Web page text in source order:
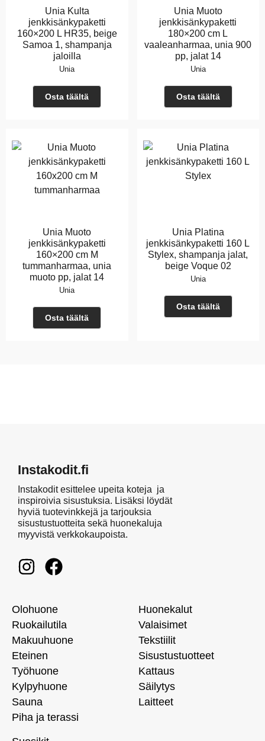
Unia Kulta
jenkkisänkypaketti
160×200 L HR35, beige
Samoa 1, shampanja
jaloilla
Unia
Osta täältä
Unia Muoto
jenkkisänkypaketti
180×200 cm L
vaaleanharmaa, unia 900
pp, jalat 14
Unia
Osta täältä
Unia Muoto
jenkkisänkypaketti
160×200 cm M
tummanharmaa, unia
muoto pp, jalat 14
Unia
Osta täältä
Unia Platina
jenkkisänkypaketti 160 L
Stylex, shampanja jalat,
beige Voque 02
Unia
Osta täältä
Instakodit.fi
Instakodit esittelee upeita koteja ja
inspiroivia sisustuksia. Lisäksi löydät
hyviä tuotevinkkejä ja tarjouksia
sisustustuotteita sekä huonekaluja
myyvistä verkkokaupoista.
Olohuone
Ruokailutila
Makuuhuone
Eteinen
Työhuone
Kylpyhuone
Sauna
Piha ja terassi
Huonekalut
Valaisimet
Tekstiilit
Sisustustuotteet
Kattaus
Säilytys
Laitteet